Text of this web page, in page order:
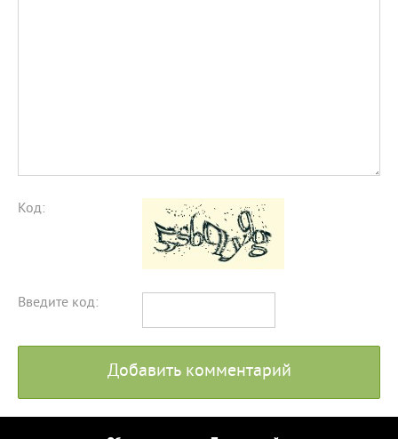
Код:
Введите код:
Добавить комментарий